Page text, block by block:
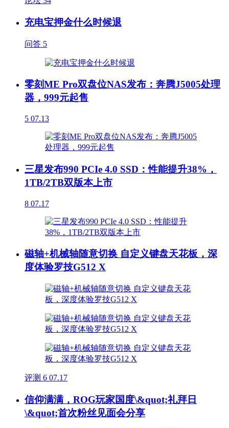
充电宝押金什么时候退
问答 5
零刻ME Pro双盘位NAS发布：奔腾J5005处理
器，999元起售
5 07.13
三星发布990 PCIe 4.0 SSD：性能提升38%，
1TB/2TB双版本上市
8 07.17
磁轴+机械轴随意切换 自定义键盘天花板，深
度体验罗技G512 X
评测 6 07.17
信仰满满，ROG玩家国度\&quot;礼拜日
\&quot;首次粉丝见面会分享